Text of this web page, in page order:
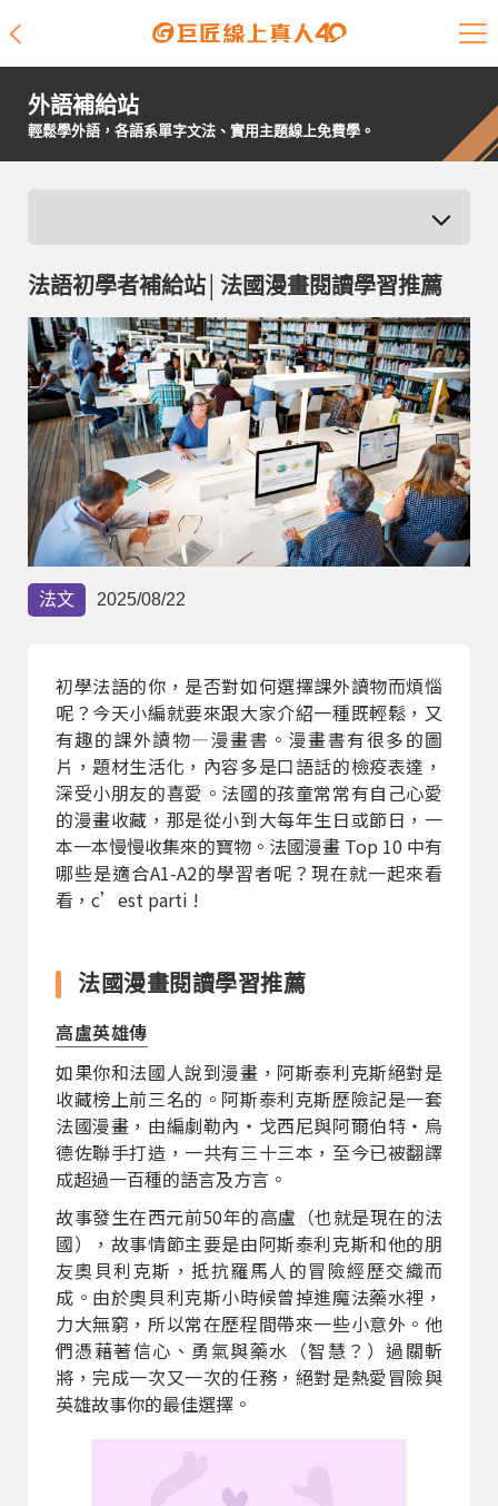
課程介紹
開課查詢
學員故事
免費資源
企業客戶
就業輔導
部落格
線上體驗
部落格 粉絲團 影音頻道
外語補給站
輕鬆學外語，各語系單字文法、實用主題線上免費學。
法語初學者補給站│法國漫畫閱讀學習推薦
法文 2025/08/22
初學法語的你，是否對如何選擇課外讀物而煩惱
呢？今天小編就要來跟大家介紹一種既輕鬆，又
有趣的課外讀物—漫畫書。漫畫書有很多的圖
片，題材生活化，內容多是口語話的檢疫表達，
深受小朋友的喜愛。法國的孩童常常有自己心愛
的漫畫收藏，那是從小到大每年生日或節日，一
本一本慢慢收集來的寶物。法國漫畫 Top 10 中有
哪些是適合A1-A2的學習者呢？現在就一起來看
看，c’est parti !
法國漫畫閱讀學習推薦
高盧英雄傳
如果你和法國人說到漫畫，阿斯泰利克斯絕對是
收藏榜上前三名的。阿斯泰利克斯歷險記是一套
法國漫畫，由編劇勒內・戈西尼與阿爾伯特・烏
德佐聯手打造，一共有三十三本，至今已被翻譯
成超過一百種的語言及方言。
故事發生在西元前50年的高盧（也就是現在的法
國），故事情節主要是由阿斯泰利克斯和他的朋
友奧貝利克斯，抵抗羅馬人的冒險經歷交織而
成。由於奧貝利克斯小時候曾掉進魔法藥水裡，
力大無窮，所以常在歷程間帶來一些小意外。他
們憑藉著信心、勇氣與藥水（智慧？）過關斬
將，完成一次又一次的任務，絕對是熱愛冒險與
英雄故事你的最佳選擇。